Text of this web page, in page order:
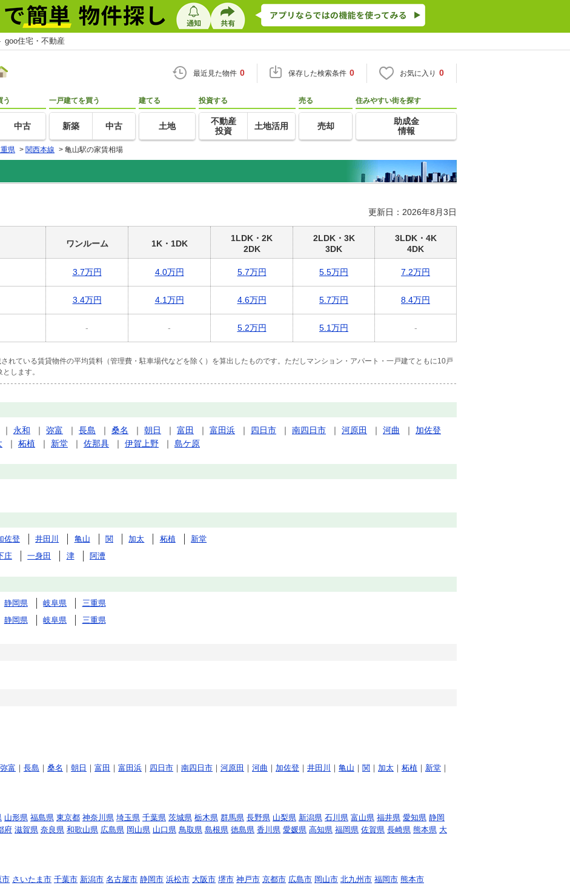
goo住宅・不動産
最近見た物件 0 保存した検索条件 0 お気に入り 0
う
中古
一戸建てを買う
新築 中古
建てる
土地
投資する
不動産
投資
土地活用
売る
売却
住みやすい街を探す
助成金
情報
県 > 関西本線 > 亀山駅の家賃相場
更新日：2026年8月3日
ワンルーム 1K・1DK
1LDK・2K
2DK
2LDK・3K
3DK
3LDK・4K
4DK
3.7万円 4.0万円 5.7万円 5.5万円 7.2万円
3.4万円 4.1万円 4.6万円 5.7万円 8.4万円
- - 5.2万円 5.1万円 -
れている賃貸物件の平均賃料（管理費・駐車場代などを除く）を算出したものです。ただしマンション・アパート・一戸建てともに10戸
します。
｜ 永和 ｜ 弥富 ｜ 長島 ｜ 桑名 ｜ 朝日 ｜ 富田 ｜ 富田浜 ｜ 四日市 ｜ 南四日市 ｜ 河原田 ｜ 河曲 ｜ 加佐登
｜ 柘植 ｜ 新堂 ｜ 佐那具 ｜ 伊賀上野 ｜ 島ケ原
佐登 井田川 亀山 関 加太 柘植
新堂
庄 一身田 津 阿漕
静岡県 岐阜県
三重県
静岡県 岐阜県 三重県
弥富 ｜ 長島 ｜ 桑名 ｜ 朝日 ｜ 富田 ｜ 富田浜 ｜ 四日市 ｜ 南四日市 ｜ 河原田 ｜ 河曲 ｜ 加佐登 ｜ 井田川 ｜ 亀山 ｜ 関 ｜ 加太 ｜ 柘植 ｜ 新堂 ｜
山形県 福島県 東京都 神奈川県 埼玉県 千葉県 茨城県 栃木県 群馬県 長野県 山梨県 新潟県 石川県 富山県 福井県 愛知県 静岡
府 滋賀県 奈良県 和歌山県 広島県 岡山県 山口県 鳥取県 島根県 徳島県 香川県 愛媛県 高知県 福岡県 佐賀県 長崎県 熊本県 大
市 さいたま市 千葉市 新潟市 名古屋市 静岡市 浜松市 大阪市 堺市 神戸市 京都市 広島市 岡山市 北九州市 福岡市 熊本市